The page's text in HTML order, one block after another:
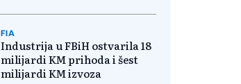
FIA
Industrija u FBiH ostvarila 18
milijardi KM prihoda i šest
milijardi KM izvoza